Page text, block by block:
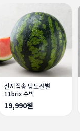
산지직송 당도선별
11brix 수박
19,990원